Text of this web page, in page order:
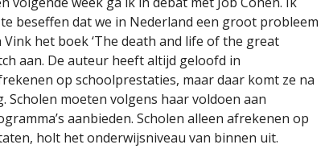
beseffen dat we in Nederland een groot probleem
het boek ‘The death and life of the great
aan. De auteur heeft altijd geloofd in
op schoolprestaties, maar daar komt ze na
moeten volgens haar voldoen aan
aanbieden. Scholen alleen afrekenen op
holt het onderwijsniveau van binnen uit.